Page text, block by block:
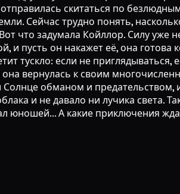
скитаться по
Сейчас трудно понять,
задумала Койллор. Силу уже
и пусть он накажет её, она
тускло: если не
вернулась к своим
обманом и предательством,
и не давало ни лучика света.
юношей... А какие приключения